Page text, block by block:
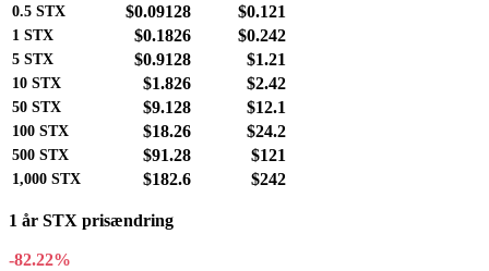
0.5 STX $0.09128 $0.121
1 STX $0.1826 $0.242
5 STX $0.9128 $1.21
10 STX $1.826 $2.42
50 STX $9.128 $12.1
100 STX $18.26 $24.2
500 STX $91.28 $121
1,000 STX $182.6 $242
1 år STX prisændring
-82.22%